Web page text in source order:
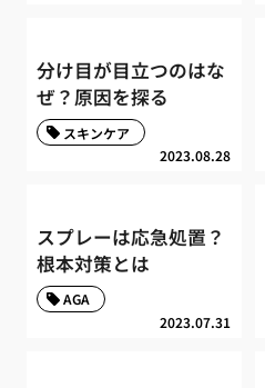
分け目が目立つのはな
ぜ？原因を探る
2023.08.28
スキンケア
スプレーは応急処置？
根本対策とは
2023.07.31
AGA